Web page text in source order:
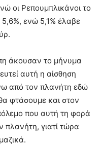
οι Ρεπουμπλικάνοι το
5,6%, ενώ 5,1% έλαβε
άκουσαν το μήνυμα
αυτή η αίσθηση
από τον πλανήτη εδώ
φτάσουμε και στον
που αυτή τη φορά
πλανήτη, γιατί τώρα